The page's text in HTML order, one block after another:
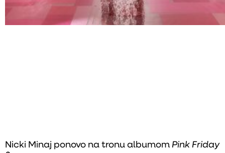
Nicki Minaj ponovo na tronu albumom Pink Friday